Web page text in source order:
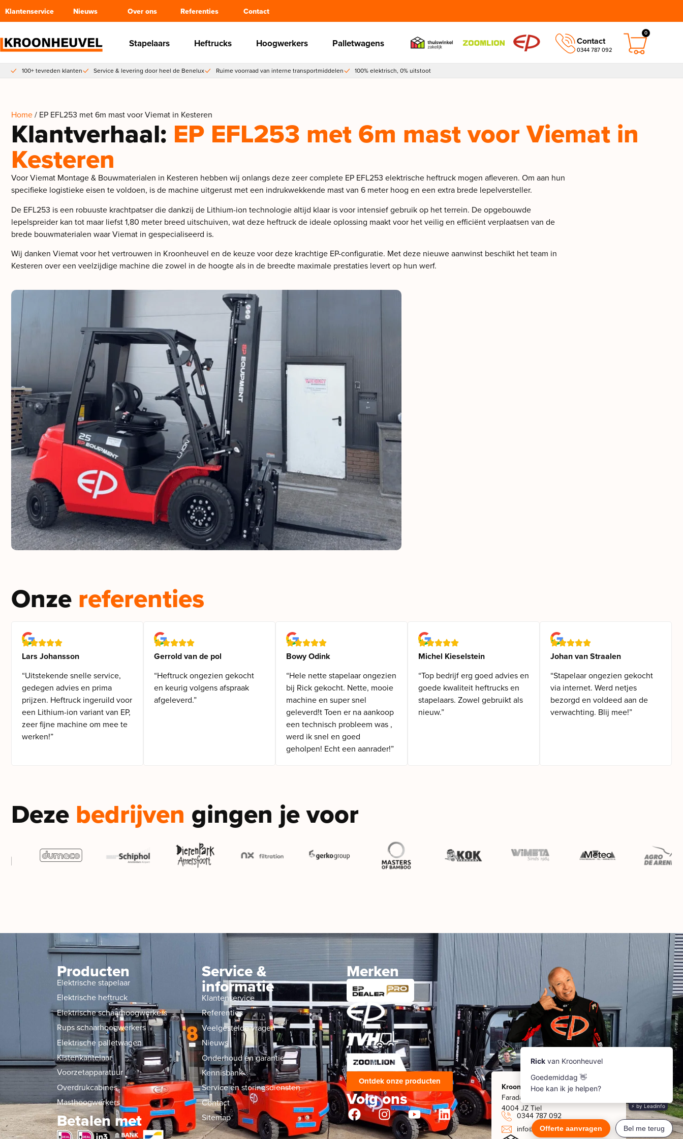
Klantenservice Nieuws Over ons Referenties Contact
Stapelaars Heftrucks Hoogwerkers Palletwagens Contact
0344 787 092
0
100+ tevreden klanten Service & levering door heel de Benelux Ruime voorraad van interne transportmiddelen 100% elektrisch, 0% uitstoot
Home/ EP EFL253 met 6m mast voor Viemat in Kesteren
Klantverhaal: EP EFL253 met 6m mast voor Viemat in
Kesteren
Voor Viemat Montage & Bouwmaterialen in Kesteren hebben wij onlangs deze zeer complete EP EFL253 elektrische heftruck mogen afleveren. Om aan hun
specifieke logistieke eisen te voldoen, is de machine uitgerust met een indrukwekkende mast van 6 meter hoog en een extra brede lepelversteller.
De EFL253 is een robuuste krachtpatser die dankzij de Lithium-ion technologie altijd klaar is voor intensief gebruik op het terrein. De opgebouwde
lepelspreider kan tot maar liefst 1,80 meter breed uitschuiven, wat deze heftruck de ideale oplossing maakt voor het veilig en efficiënt verplaatsen van de
brede bouwmaterialen waar Viemat in gespecialiseerd is.
Wij danken Viemat voor het vertrouwen in Kroonheuvel en de keuze voor deze krachtige EP-configuratie. Met deze nieuwe aanwinst beschikt het team in
Kesteren over een veelzijdige machine die zowel in de hoogte als in de breedte maximale prestaties levert op hun werf.
Onze referenties
Lars Johansson
“Uitstekende snelle service,
gedegen advies en prima
prijzen. Heftruck ingeruild voor
een Lithium-ion variant van EP,
zeer fijne machine om mee te
werken!”
Gerrold van de pol
“Heftruck ongezien gekocht
en keurig volgens afspraak
afgeleverd.”
Bowy Odink
“Hele nette stapelaar ongezien
bij Rick gekocht. Nette, mooie
machine en super snel
geleverd!t Toen er na aankoop
een technisch probleem was ,
werd ik snel en goed
geholpen! Echt een aanrader!”
Michel Kieselstein
“Top bedrijf erg goed advies en
goede kwaliteit heftrucks en
stapelaars. Zowel gebruikt als
nieuw.”
Johan van Straalen
“Stapelaar ongezien gekocht
via internet. Werd netjes
bezorgd en voldeed aan de
verwachting. Blij mee!”
Deze bedrijven gingen je voor
Producten
Elektrische stapelaar
Elektrische heftruck
Elektrische schaarhoogwerkers
Rups schaarhoogwerkers
Elektrische palletwagen
Kistenkantelaar
Voorzetapparatuur
Overdrukcabines
Masthoogwerkers
Betalen met
Service &
informatie
Klantenservice
Referenties
Veelgestelde vragen
Nieuws
Onderhoud en garantie
Kennisbank
Service en storingsdiensten
Contact
Sitemap
Merken
Ontdek onze producten
Volg ons
Kroonheuvel
Faradaystraat 8
4004 JZ Tiel
0344 787 092
info@kroonheuvel.nl